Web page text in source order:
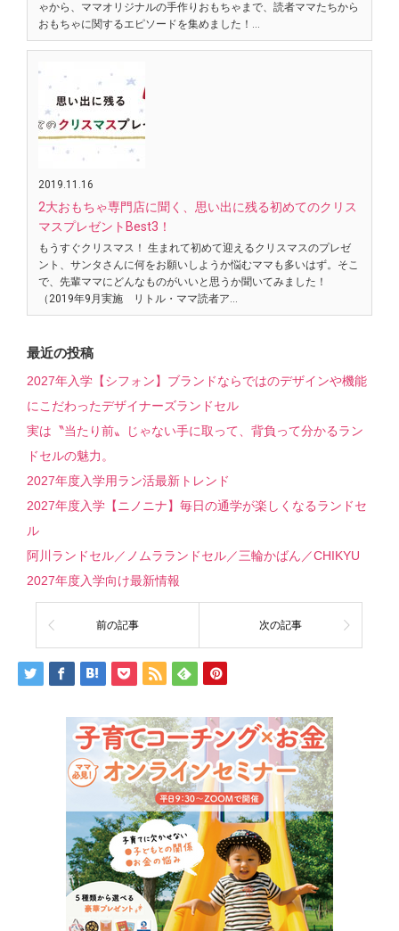
ゃから、ママオリジナルの手作りおもちゃまで、読者ママたちから
おもちゃに関するエピソードを集めました！…
2019.11.16
2大おもちゃ専門店に聞く、思い出に残る初めてのクリス
マスプレゼントBest3！
もうすぐクリスマス！ 生まれて初めて迎えるクリスマスのプレゼ
ント、サンタさんに何をお願いしようか悩むママも多いはず。そこ
で、先輩ママにどんなものがいいと思うか聞いてみました！
（2019年9月実施 リトル・ママ読者ア…
最近の投稿
2027年入学【シフォン】ブランドならではのデザインや機能
にこだわったデザイナーズランドセル
実は〝当たり前〟じゃない手に取って、背負って分かるラン
ドセルの魅力。
2027年度入学用ラン活最新トレンド
2027年度入学【ニノニナ】毎日の通学が楽しくなるランドセ
ル
阿川ランドセル／ノムラランドセル／三輪かばん／CHIKYU
2027年度入学向け最新情報
前の記事 次の記事